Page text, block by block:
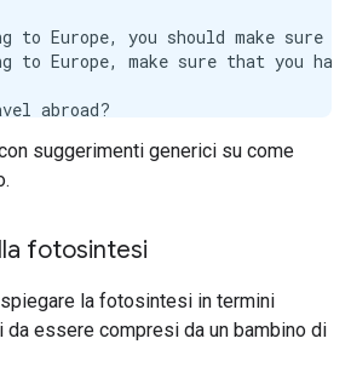
to Europe, you should make sure
to Europe, make sure that you
abroad?
reason to travel abroad is to go
to Europe?
to Europe and you have a valid
to Europe and you do not have
suggerimenti generici su come
fotosintesi
la fotosintesi in termini
essere compresi da un bambino di